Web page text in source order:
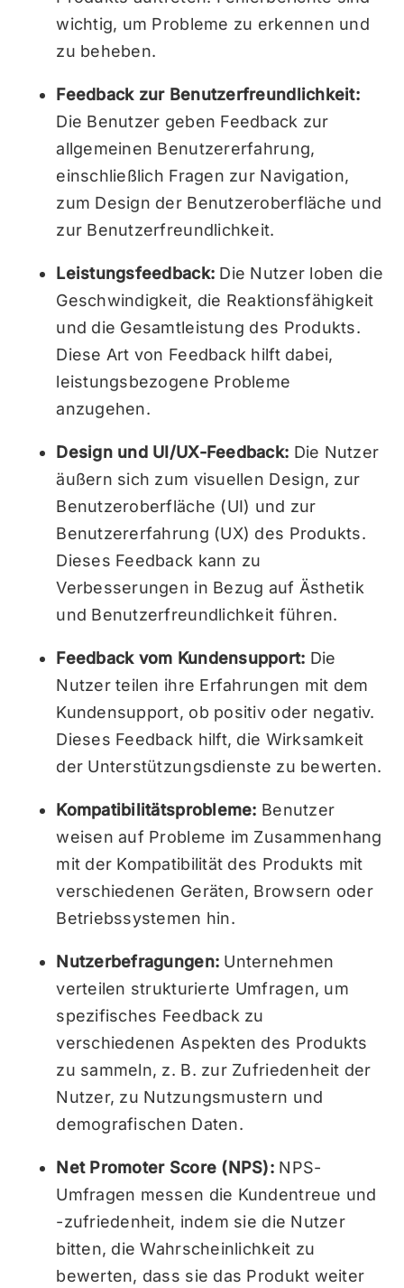
wichtig, um Probleme zu erkennen und
zu beheben.
Feedback zur Benutzerfreundlichkeit:
Die Benutzer geben Feedback zur
allgemeinen Benutzererfahrung,
einschließlich Fragen zur Navigation,
zum Design der Benutzeroberfläche und
zur Benutzerfreundlichkeit.
Leistungsfeedback: Die Nutzer loben die
Geschwindigkeit, die Reaktionsfähigkeit
und die Gesamtleistung des Produkts.
Diese Art von Feedback hilft dabei,
leistungsbezogene Probleme
anzugehen.
Design und UI/UX-Feedback: Die Nutzer
äußern sich zum visuellen Design, zur
Benutzeroberfläche (UI) und zur
Benutzererfahrung (UX) des Produkts.
Dieses Feedback kann zu
Verbesserungen in Bezug auf Ästhetik
und Benutzerfreundlichkeit führen.
Feedback vom Kundensupport: Die
Nutzer teilen ihre Erfahrungen mit dem
Kundensupport, ob positiv oder negativ.
Dieses Feedback hilft, die Wirksamkeit
der Unterstützungsdienste zu bewerten.
Kompatibilitätsprobleme: Benutzer
weisen auf Probleme im Zusammenhang
mit der Kompatibilität des Produkts mit
verschiedenen Geräten, Browsern oder
Betriebssystemen hin.
Nutzerbefragungen: Unternehmen
verteilen strukturierte Umfragen, um
spezifisches Feedback zu
verschiedenen Aspekten des Produkts
zu sammeln, z. B. zur Zufriedenheit der
Nutzer, zu Nutzungsmustern und
demografischen Daten.
Net Promoter Score (NPS): NPS-
Umfragen messen die Kundentreue und
-zufriedenheit, indem sie die Nutzer
bitten, die Wahrscheinlichkeit zu
bewerten, dass sie das Produkt weiter